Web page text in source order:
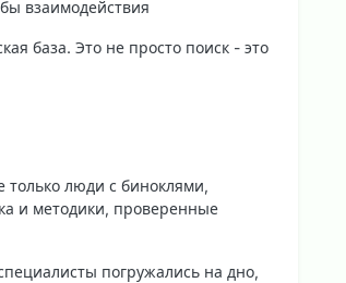
взаимодействия
база. Это не просто поиск - это
только люди с биноклями,
и методики, проверенные
погружались на дно,